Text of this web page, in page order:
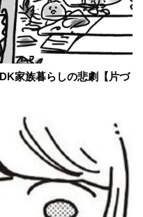
家族暮らしの悲劇【片づ